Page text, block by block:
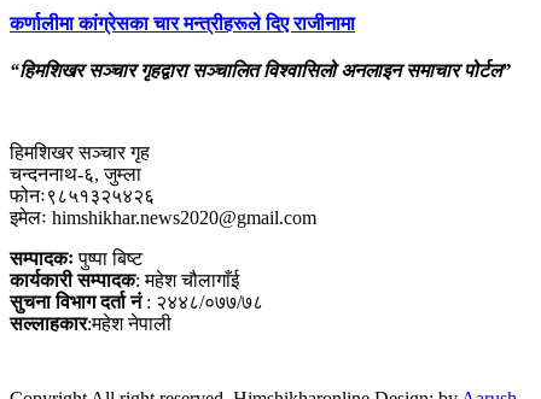
कर्णालीमा कांग्रेसका चार मन्त्रीहरूले दिए राजीनामा
“हिमशिखर सञ्चार गृहद्वारा सञ्चालित विश्वासिलो अनलाइन समाचार पोर्टल”
हिमशिखर सञ्चार गृह
चन्दननाथ-६, जुम्ला
फोनः९८५१३२५४२६
इमेलः himshikhar.news2020@gmail.com
सम्पादकःपुष्पा बिष्ट
कार्यकारी सम्पादक: महेश चौलागाँई
सुचना विभाग दर्ता नं: २४४८/०७७/७८
सल्लाहकार:महेश नेपाली